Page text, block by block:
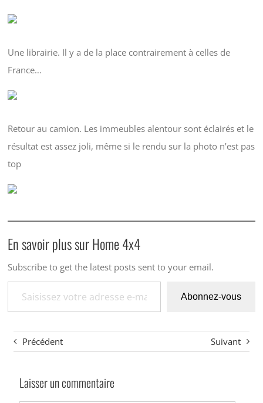
Une librairie. Il y a de la place contrairement à celles de
France…
Retour au camion. Les immeubles alentour sont éclairés et le
résultat est assez joli, même si le rendu sur la photo n’est pas
top
En savoir plus sur Home 4x4
Subscribe to get the latest posts sent to your email.
Saisissez votre adresse e-mail…
Abonnez-vous
Précédent Suivant
Laisser un commentaire